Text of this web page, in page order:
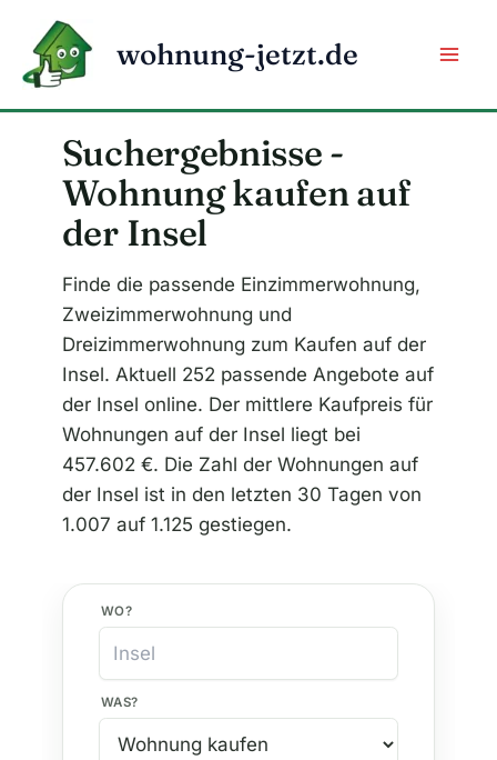
Inhalt
springen
wohnung-jetzt.de
Suchergebnisse -
Wohnung kaufen auf
der Insel
Finde die passende Einzimmerwohnung,
Zweizimmerwohnung und
Dreizimmerwohnung zum Kaufen auf der
Insel. Aktuell 252 passende Angebote auf
der Insel online. Der mittlere Kaufpreis für
Wohnungen auf der Insel liegt bei
457.602 €. Die Zahl der Wohnungen auf
der Insel ist in den letzten 30 Tagen von
1.007 auf 1.125 gestiegen.
WO?
WAS?